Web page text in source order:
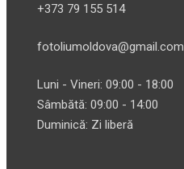
+373 79 155 514
fotoliumoldova@gmail.com
Luni - Vineri: 09:00 - 18:00
Sâmbătă: 09:00 - 14:00
Duminică: Zi liberă